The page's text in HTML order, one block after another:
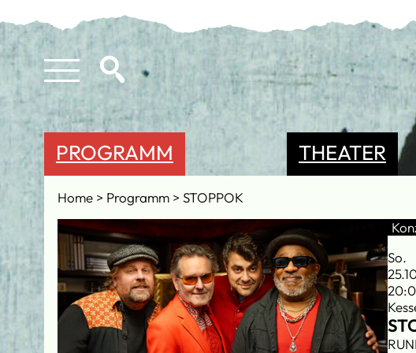
PROGRAMM THEATER
Home Programm STOPPOK
So.